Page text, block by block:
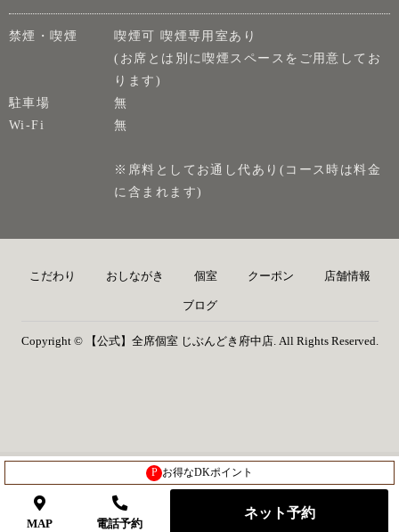
禁煙・喫煙
喫煙可 喫煙専用室あり
(お席とは別に喫煙スペースをご用意してお
ります)
駐車場
無
Wi-Fi
無
※席料としてお通し代あり(コース時は料金
に含まれます)
こだわり おしながき 個室 クーポン 店舗情報
ブログ
Copyright © 【公式】全席個室 じぶんどき府中店. All Rights Reserved.
P お得なDKポイント
MAP 電話予約
ネット予約